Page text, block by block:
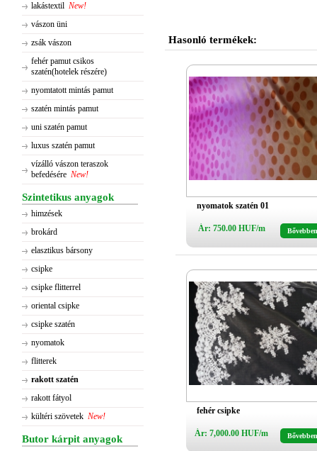
lakástextil New!
vászon üni
zsák vászon
fehér pamut csikos
szatén(hotelek részére)
nyomtatott mintás pamut
szatén mintás pamut
uni szatén pamut
luxus szatén pamut
vízálló vászon teraszok
befedésére New!
Szintetikus anyagok
himzések
brokárd
elasztikus bársony
csipke
csipke flitterrel
oriental csipke
csipke szatén
nyomatok
flitterek
rakott szatén
rakott fátyol
kültéri szövetek New!
Butor kárpit anyagok
Hasonló termékek:
nyomatok szatén 01
Ár: 750.00 HUF/m Bővebben
fehér csipke
Ár: 7,000.00 HUF/m Bővebben